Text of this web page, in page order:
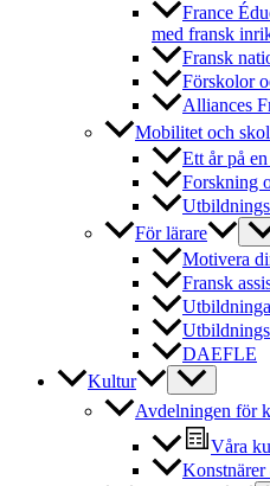
France
med fransk
Fransk
Förskolor
Alliances
Mobilitet och
Ett år på
Forskning
För lärare
Motivera
Fransk
DAEFLE
Kultur
Avdelningen för
Våra
Konstnärer